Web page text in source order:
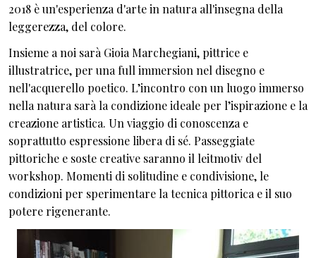
2018 è un'esperienza d'arte in natura all'insegna della
leggerezza, del colore.
Insieme a noi sarà Gioia Marchegiani, pittrice e
illustratrice, per una full immersion nel disegno e
nell'acquerello poetico. L’incontro con un luogo immerso
nella natura sarà la condizione ideale per l’ispirazione e la
creazione artistica. Un viaggio di conoscenza e
soprattutto espressione libera di sé. Passeggiate
pittoriche e soste creative saranno il leitmotiv del
workshop. Momenti di solitudine e condivisione, le
condizioni per sperimentare la tecnica pittorica e il suo
potere rigenerante.